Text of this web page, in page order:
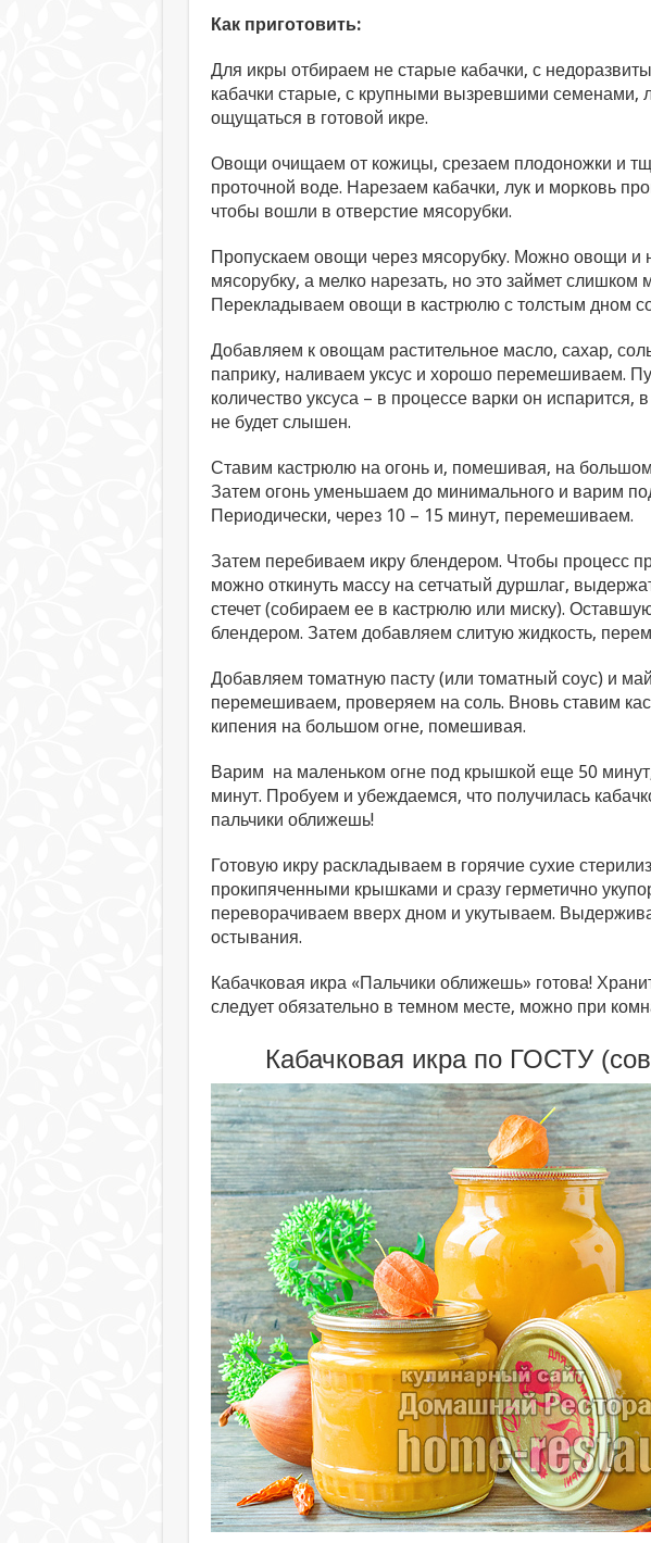
Как приготовить:
Для икры отбираем не старые кабачки, с
кабачки старые, с крупными вызревшими семенами,
ощущаться в готовой икре.
Овощи очищаем от кожицы, срезаем плодоножки и
проточной воде. Нарезаем кабачки, лук и морковь
чтобы вошли в отверстие мясорубки.
Пропускаем овощи через мясорубку. Можно овощи и
мясорубку, а мелко нарезать, но это займет слишком
Перекладываем овощи в кастрюлю с толстым дном
Добавляем к овощам растительное масло, сахар,
паприку, наливаем уксус и хорошо перемешиваем.
количество уксуса – в процессе варки он испарится,
не будет слышен.
Ставим кастрюлю на огонь и, помешивая, на
Затем огонь уменьшаем до минимального и варим
Периодически, через 10 – 15 минут, перемешиваем.
Затем перебиваем икру блендером. Чтобы процесс
можно откинуть массу на сетчатый дуршлаг,
стечет (собираем ее в кастрюлю или миску).
блендером. Затем добавляем слитую жидкость,
Добавляем томатную пасту (или томатный соус) и
перемешиваем, проверяем на соль. Вновь ставим
кипения на большом огне, помешивая.
Варим на маленьком огне под крышкой еще 50
минут. Пробуем и убеждаемся, что получилась
пальчики оближешь!
Готовую икру раскладываем в горячие сухие
прокипяченными крышками и сразу герметично
переворачиваем вверх дном и укутываем.
остывания.
Кабачковая икра «Пальчики оближешь» готова!
следует обязательно в темном месте, можно при
Кабачковая икра по ГОСТУ